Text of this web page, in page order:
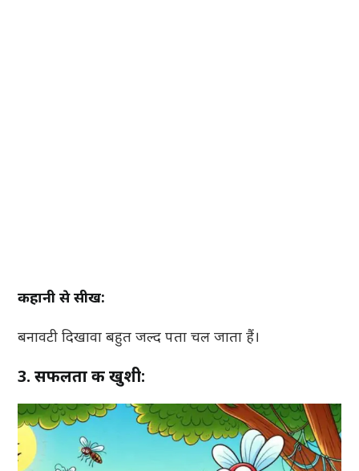
कहानी से सीख:
बनावटी दिखावा बहुत जल्द पता चल जाता हैं।
3. सफलता की खुशी: